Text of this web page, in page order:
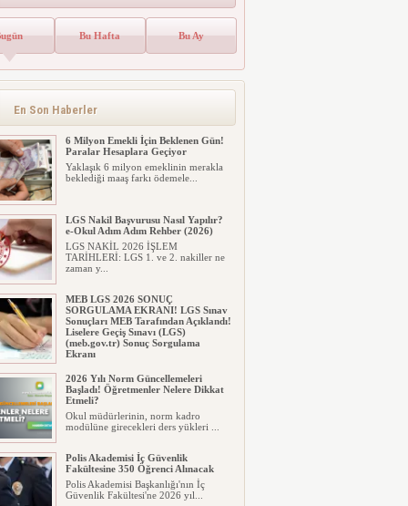
Bu Hafta Bu Ay
En Son Haberler
Sahipleri Dikkat
Emlak vergisinde gelecek yıl için esas
6 Milyon Emekli İçin Beklenen Gün!
Paralar Hesaplara Geçiyor
Yaklaşık 6 milyon emeklinin merakla
beklediği maaş farkı ödemele...
LGS Nakil Başvurusu Nasıl Yapılır?
e-Okul Adım Adım Rehber (2026)
LGS NAKİL 2026 İŞLEM
TARİHLERİ: LGS 1. ve 2. nakiller ne
zaman y...
MEB LGS 2026 SONUÇ
SORGULAMA EKRANI! LGS Sınav
Sonuçları MEB Tarafından Açıklandı!
Liselere Geçiş Sınavı (LGS)
(meb.gov.tr) Sonuç Sorgulama
Ekranı
Milyonlarca öğrenci için ...
2026 Yılı Norm Güncellemeleri
Başladı! Öğretmenler Nelere Dikkat
Etmeli?
Okul müdürlerinin, norm kadro
modülüne girecekleri ders yükleri ...
Polis Akademisi İç Güvenlik
Fakültesine 350 Öğrenci Alınacak
Polis Akademisi Başkanlığı'nın İç
Güvenlik Fakültesi'ne 2026 yıl...